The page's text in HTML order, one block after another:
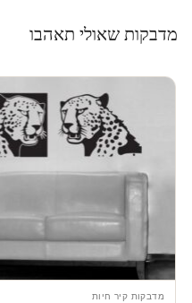
מדבקות שאולי תאהבו
מדבקות קיר חיות